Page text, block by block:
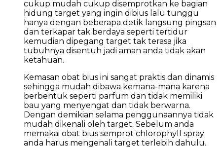
cukup mudah cukup disemprotkan ke bagian
hidung target yang ingin dibius lalu tunggu
hanya dengan beberapa detik langsung pingsan
dan terkapar tak berdaya seperti tertidur
kemudian dipegang target tak terasa jika
tubuhnya disentuh jadi aman anda tidak akan
ketahuan.
Kemasan obat bius ini sangat praktis dan dinamis
sehingga mudah dibawa kemana-mana karena
berbentuk seperti parfum dan tidak memiliki
bau yang menyengat dan tidak berwarna.
Dengan demikian selama penggunaannya tidak
mudah dikenali oleh target. Sebelum anda
memakai obat bius semprot chlorophyll spray
anda harus mengenali target terlebih dahulu.